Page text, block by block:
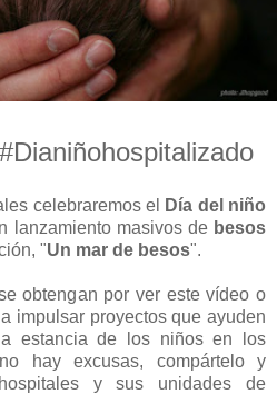
celebraremos el
Día del niño
lanzamiento masivos de besos
"Un mar de besos".
obtengan por ver este vídeo o
impulsar proyectos que ayuden
estancia de los niños en los
hay excusas, compártelo y
y sus unidades de